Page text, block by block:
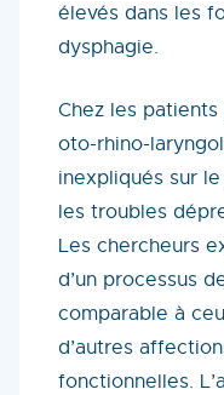
élevés dans les
dysphagie.
Chez les
oto-rhino-
inexpliqués sur
les troubles
Les chercheurs
d’un processus
comparable à
d’autres
fonctionnelles.